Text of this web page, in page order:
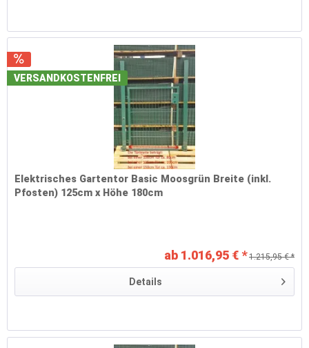
VERSANDKOSTENFREI
Elektrisches Gartentor Basic Moosgrün Breite (inkl.
Pfosten) 125cm x Höhe 180cm
ab 1.016,95 € * 1.215,95 € *
Details